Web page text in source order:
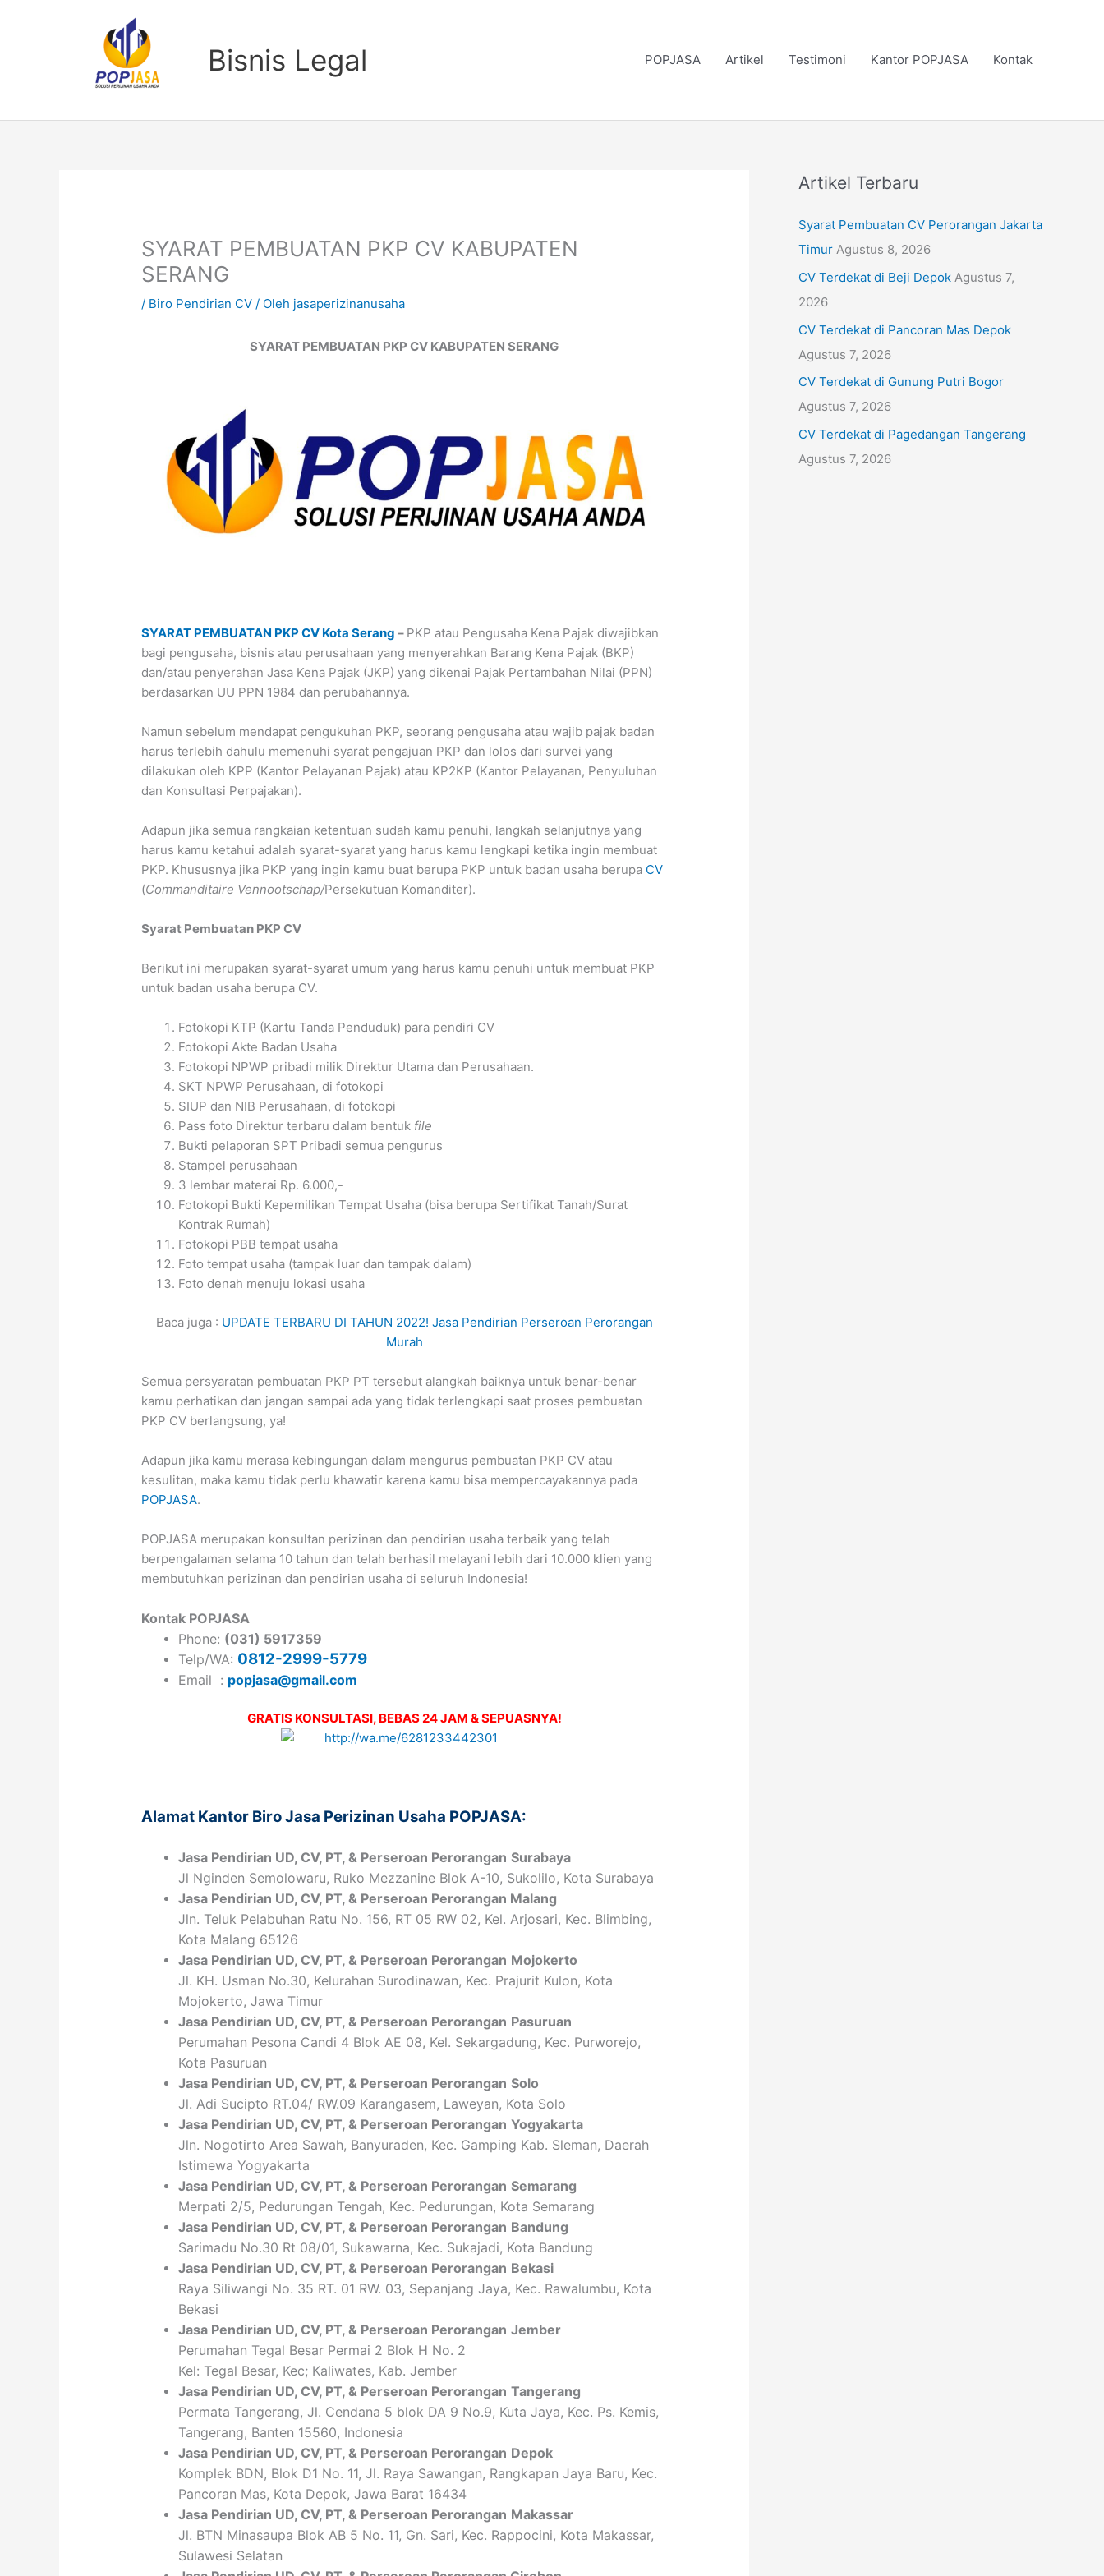
Bisnis Legal POPJASA Artikel Testimoni Kantor POPJASA Kontak
SYARAT PEMBUATAN PKP CV KABUPATEN
SERANG
/ Biro Pendirian CV / Oleh jasaperizinanusaha
SYARAT PEMBUATAN PKP CV KABUPATEN SERANG
SYARAT PEMBUATAN PKP CV Kota Serang – PKP atau Pengusaha Kena Pajak diwajibkan
bagi pengusaha, bisnis atau perusahaan yang menyerahkan Barang Kena Pajak (BKP)
dan/atau penyerahan Jasa Kena Pajak (JKP) yang dikenai Pajak Pertambahan Nilai (PPN)
berdasarkan UU PPN 1984 dan perubahannya.
Namun sebelum mendapat pengukuhan PKP, seorang pengusaha atau wajib pajak badan
harus terlebih dahulu memenuhi syarat pengajuan PKP dan lolos dari survei yang
dilakukan oleh KPP (Kantor Pelayanan Pajak) atau KP2KP (Kantor Pelayanan, Penyuluhan
dan Konsultasi Perpajakan).
Adapun jika semua rangkaian ketentuan sudah kamu penuhi, langkah selanjutnya yang
harus kamu ketahui adalah syarat-syarat yang harus kamu lengkapi ketika ingin membuat
PKP. Khususnya jika PKP yang ingin kamu buat berupa PKP untuk badan usaha berupa CV
(Commanditaire Vennootschap/Persekutuan Komanditer).
Syarat Pembuatan PKP CV
Berikut ini merupakan syarat-syarat umum yang harus kamu penuhi untuk membuat PKP
untuk badan usaha berupa CV.
Fotokopi KTP (Kartu Tanda Penduduk) para pendiri CV
Fotokopi Akte Badan Usaha
Fotokopi NPWP pribadi milik Direktur Utama dan Perusahaan.
SKT NPWP Perusahaan, di fotokopi
SIUP dan NIB Perusahaan, di fotokopi
Pass foto Direktur terbaru dalam bentuk file
Bukti pelaporan SPT Pribadi semua pengurus
Stampel perusahaan
3 lembar materai Rp. 6.000,-
Fotokopi Bukti Kepemilikan Tempat Usaha (bisa berupa Sertifikat Tanah/Surat
Kontrak Rumah)
Fotokopi PBB tempat usaha
Foto tempat usaha (tampak luar dan tampak dalam)
Foto denah menuju lokasi usaha
Baca juga : UPDATE TERBARU DI TAHUN 2022! Jasa Pendirian Perseroan Perorangan
Murah
Semua persyaratan pembuatan PKP PT tersebut alangkah baiknya untuk benar-benar
kamu perhatikan dan jangan sampai ada yang tidak terlengkapi saat proses pembuatan
PKP CV berlangsung, ya!
Adapun jika kamu merasa kebingungan dalam mengurus pembuatan PKP CV atau
kesulitan, maka kamu tidak perlu khawatir karena kamu bisa mempercayakannya pada
POPJASA.
POPJASA merupakan konsultan perizinan dan pendirian usaha terbaik yang telah
berpengalaman selama 10 tahun dan telah berhasil melayani lebih dari 10.000 klien yang
membutuhkan perizinan dan pendirian usaha di seluruh Indonesia!
Kontak POPJASA
Phone: (031) 5917359
Telp/WA: 0812-2999-5779
Email : popjasa@gmail.com
GRATIS KONSULTASI, BEBAS 24 JAM & SEPUASNYA!
Alamat Kantor Biro Jasa Perizinan Usaha POPJASA:
Jasa Pendirian UD, CV, PT, & Perseroan Perorangan Surabaya
Jl Nginden Semolowaru, Ruko Mezzanine Blok A-10, Sukolilo, Kota Surabaya
Jasa Pendirian UD, CV, PT, & Perseroan Perorangan Malang
Jln. Teluk Pelabuhan Ratu No. 156, RT 05 RW 02, Kel. Arjosari, Kec. Blimbing,
Kota Malang 65126
Jasa Pendirian UD, CV, PT, & Perseroan Perorangan Mojokerto
Jl. KH. Usman No.30, Kelurahan Surodinawan, Kec. Prajurit Kulon, Kota
Mojokerto, Jawa Timur
Jasa Pendirian UD, CV, PT, & Perseroan Perorangan Pasuruan
Perumahan Pesona Candi 4 Blok AE 08, Kel. Sekargadung, Kec. Purworejo,
Kota Pasuruan
Jasa Pendirian UD, CV, PT, & Perseroan Perorangan Solo
Jl. Adi Sucipto RT.04/ RW.09 Karangasem, Laweyan, Kota Solo
Jasa Pendirian UD, CV, PT, & Perseroan Perorangan Yogyakarta
Jln. Nogotirto Area Sawah, Banyuraden, Kec. Gamping Kab. Sleman, Daerah
Istimewa Yogyakarta
Jasa Pendirian UD, CV, PT, & Perseroan Perorangan Semarang
Merpati 2/5, Pedurungan Tengah, Kec. Pedurungan, Kota Semarang
Jasa Pendirian UD, CV, PT, & Perseroan Perorangan Bandung
Sarimadu No.30 Rt 08/01, Sukawarna, Kec. Sukajadi, Kota Bandung
Jasa Pendirian UD, CV, PT, & Perseroan Perorangan Bekasi
Raya Siliwangi No. 35 RT. 01 RW. 03, Sepanjang Jaya, Kec. Rawalumbu, Kota
Bekasi
Jasa Pendirian UD, CV, PT, & Perseroan Perorangan Jember
Perumahan Tegal Besar Permai 2 Blok H No. 2
Kel: Tegal Besar, Kec; Kaliwates, Kab. Jember
Jasa Pendirian UD, CV, PT, & Perseroan Perorangan Tangerang
Permata Tangerang, Jl. Cendana 5 blok DA 9 No.9, Kuta Jaya, Kec. Ps. Kemis,
Tangerang, Banten 15560, Indonesia
Jasa Pendirian UD, CV, PT, & Perseroan Perorangan Depok
Komplek BDN, Blok D1 No. 11, Jl. Raya Sawangan, Rangkapan Jaya Baru, Kec.
Pancoran Mas, Kota Depok, Jawa Barat 16434
Jasa Pendirian UD, CV, PT, & Perseroan Perorangan Makassar
Jl. BTN Minasaupa Blok AB 5 No. 11, Gn. Sari, Kec. Rappocini, Kota Makassar,
Sulawesi Selatan
Artikel Terbaru
Syarat Pembuatan CV Perorangan Jakarta
Timur Agustus 8, 2026
CV Terdekat di Beji Depok Agustus 7,
2026
CV Terdekat di Pancoran Mas Depok
Agustus 7, 2026
CV Terdekat di Gunung Putri Bogor
Agustus 7, 2026
CV Terdekat di Pagedangan Tangerang
Agustus 7, 2026